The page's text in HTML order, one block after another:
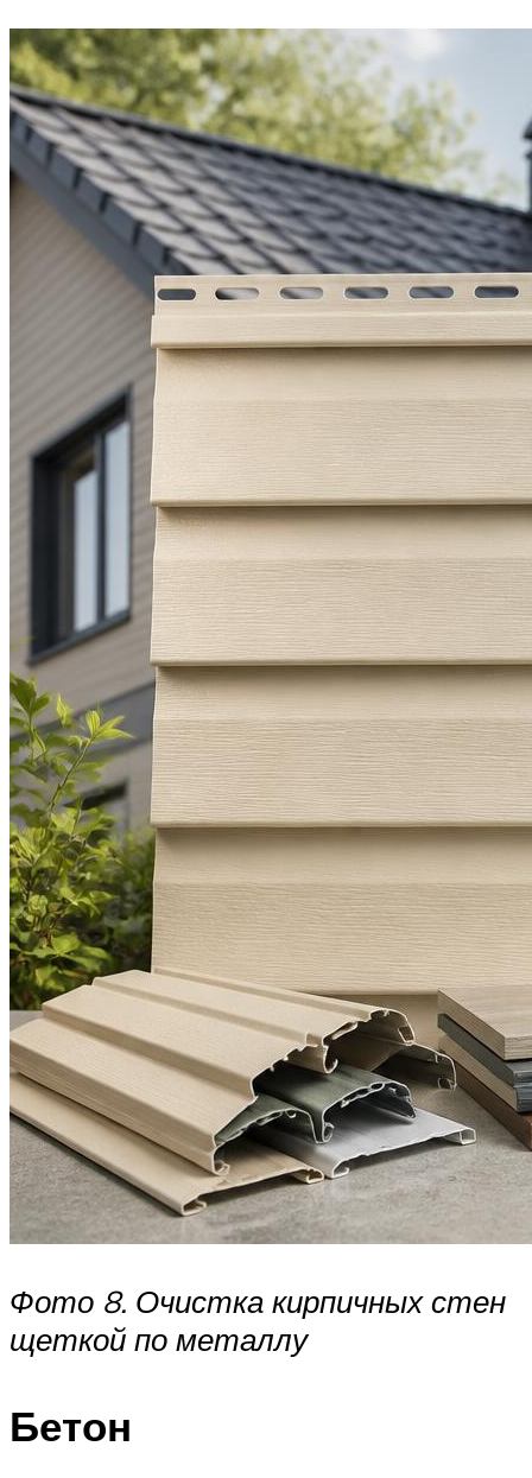
Фото 8. Очистка кирпичных стен
щеткой по металлу
Бетон